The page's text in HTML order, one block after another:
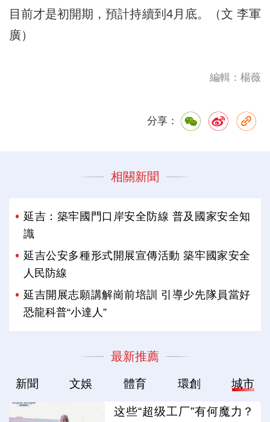
目前才是初開期，預計持續到4月底。（文 李軍
廣）
編輯：楊薇
分享：
相關新聞
延吉：築牢國門口岸安全防線 普及國家安全知
識
延吉公安多種形式開展宣傳活動 築牢國家安全
人民防線
延吉開展志願講解崗前培訓 引導少先隊員當好
恐龍科普“小達人”
最新推薦
新聞 文娛 體育 環創 城市
这些“超级工厂”有何魔力？